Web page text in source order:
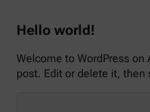
Hello world!
Welcome to WordPress
post. Edit or delete it, then